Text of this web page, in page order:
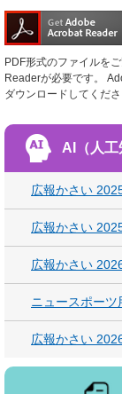
PDF形式のファイルを
Readerが必要です。
ダウンロードしてくださ
AI（人工
広報かさい
広報かさい
広報かさい
ニュースポーツ
広報かさい